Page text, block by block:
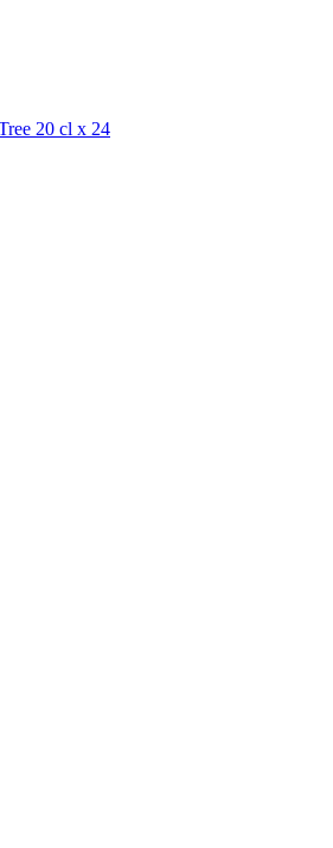
20 cl x 24